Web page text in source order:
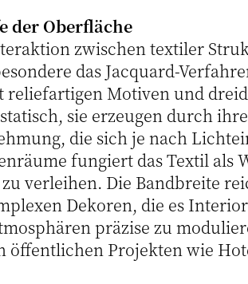
der Oberfläche
zwischen textiler
das Jacquard-
reliefartigen Motiven und
sie erzeugen durch
die sich je nach
fungiert das Textil als
verleihen. Die Bandbreite
Dekoren, die es
präzise zu
öffentlichen Projekten wie